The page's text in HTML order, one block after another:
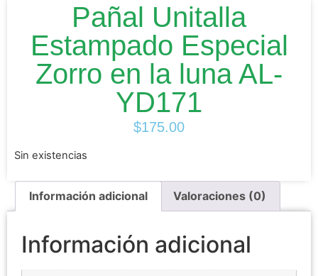
Pañal Unitalla
Estampado Especial
Zorro en la luna AL-
YD171
$175.00
Sin existencias
Información adicional Valoraciones (0)
Información adicional